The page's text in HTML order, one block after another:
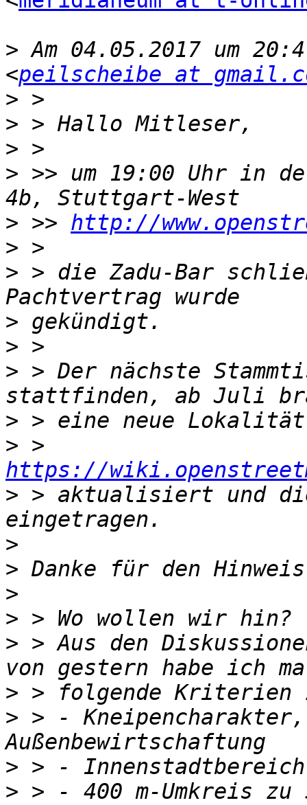
> Am 04.05.2017 um
<peilscheibe at
>
>
>
> >> um 19:00 Uhr in
> >> http://
>
> > die Zadu-Bar
>
>
> > Der nächste
>
>
https://
> > aktualisiert und
>
>
>
>
> > Aus den
>
> > - Kneipencharakter,
>
> > - 400 m-Umkreis zu